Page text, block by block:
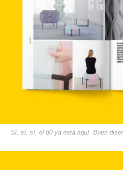
Sí, sí, sí, el 80 ya está aquí. Buen